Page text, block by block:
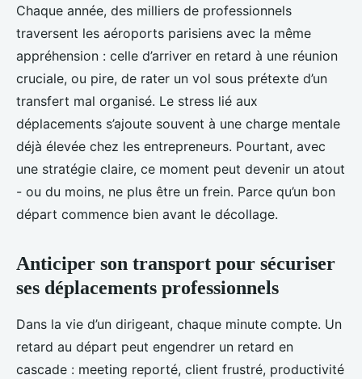
Guide pratique pour un
transfert aéroport Paris sans
stress
Nicet•23/03/2026 17:01• 11 min de lecture
Chaque année, des milliers de professionnels
traversent les aéroports parisiens avec la même
appréhension : celle d’arriver en retard à une réunion
cruciale, ou pire, de rater un vol sous prétexte d’un
transfert mal organisé. Le stress lié aux
déplacements s’ajoute souvent à une charge mentale
déjà élevée chez les entrepreneurs. Pourtant, avec
une stratégie claire, ce moment peut devenir un atout
- ou du moins, ne plus être un frein. Parce qu’un bon
départ commence bien avant le décollage.
Anticiper son transport pour sécuriser
ses déplacements professionnels
Dans la vie d’un dirigeant, chaque minute compte. Un
retard au départ peut engendrer un retard en
cascade : meeting reporté, client frustré, productivité